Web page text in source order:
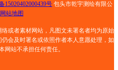
15020402000439号 包头市乾宇测绘有限公
网站地图
或者素材网站，凡图文未署名者均为原始
会及时署名或依照作者本人意愿处理，如
网站不承担任何责任。